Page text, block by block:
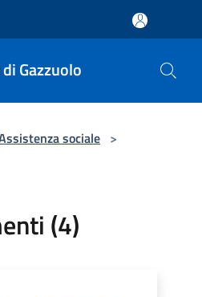
Gazzuolo
sociale >
(4)